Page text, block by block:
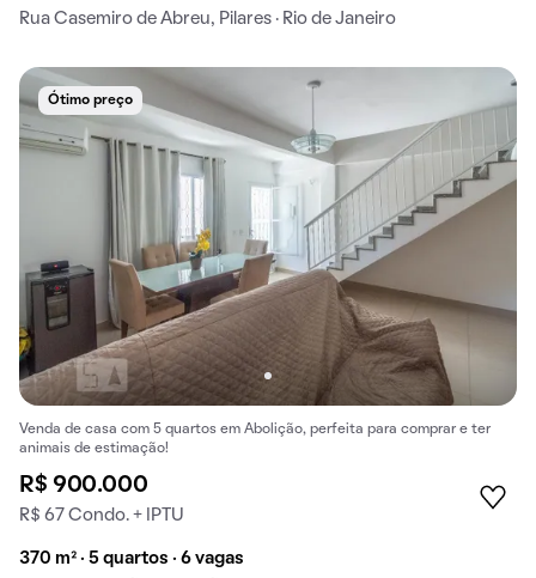
Rua Casemiro de Abreu, Pilares · Rio de Janeiro
Ótimo preço
Venda de casa com 5 quartos em Abolição, perfeita para comprar e ter
animais de estimação!
R$ 900.000
R$ 67 Condo. + IPTU
370 m² · 5 quartos · 6 vagas